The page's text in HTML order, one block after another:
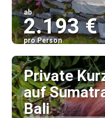
ab
2.193 €
pro Person
Private
auf
Bali